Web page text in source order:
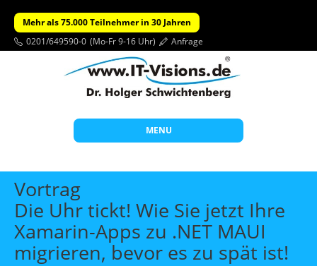
Mehr als 75.000 Teilnehmer in 30 Jahren
0201/649590-0 (Mo-Fr 9-16 Uhr) Anfrage
MENU
Start
Beratung
Individuelle Schulungen
Vortrag
Die Uhr tickt! Wie Sie jetzt Ihre
Xamarin-Apps zu .NET MAUI
migrieren, bevor es zu spät ist!